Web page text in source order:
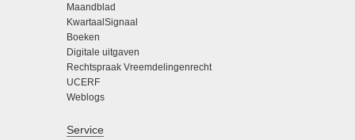
Maandblad
KwartaalSignaal
Boeken
Digitale uitgaven
Rechtspraak Vreemdelingenrecht
UCERF
Weblogs
Service